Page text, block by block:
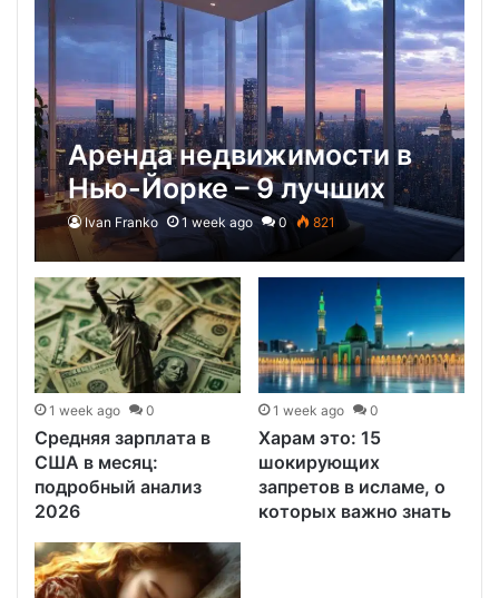
Аренда недвижимости в
Нью-Йорке – 9 лучших
вариантов, жилье New
York
Ivan Franko 1 week ago 0 821
1 week ago 0
Средняя зарплата в
США в месяц:
подробный анализ
2026
1 week ago 0
Харам это: 15
шокирующих
запретов в исламе, о
которых важно знать